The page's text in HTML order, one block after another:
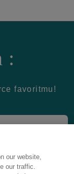
:
favoritmu!
our website,
our traffic.